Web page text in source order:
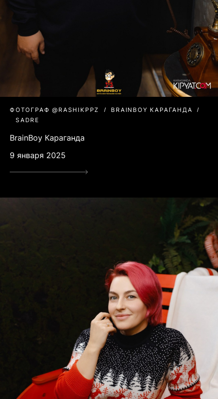
ФОТОГРАФ @RASHIKPPZ
BRAINBOY КАРАГАНДА
SADRE
BrainBoy Караганда
9 января 2025